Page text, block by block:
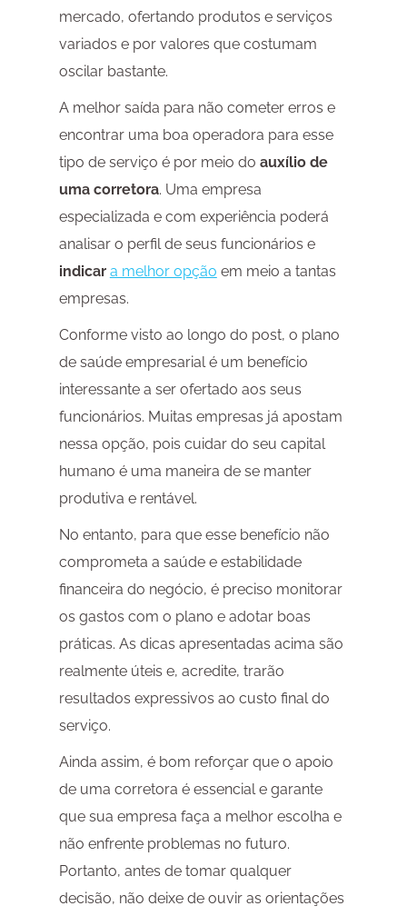
mercado, ofertando produtos e serviços
variados e por valores que costumam
oscilar bastante.
A melhor saída para não cometer erros e
encontrar uma boa operadora para esse
tipo de serviço é por meio do auxílio de
uma corretora. Uma empresa
especializada e com experiência poderá
analisar o perfil de seus funcionários e
indicar a melhor opção em meio a tantas
empresas.
Conforme visto ao longo do post, o plano
de saúde empresarial é um benefício
interessante a ser ofertado aos seus
funcionários. Muitas empresas já apostam
nessa opção, pois cuidar do seu capital
humano é uma maneira de se manter
produtiva e rentável.
No entanto, para que esse benefício não
comprometa a saúde e estabilidade
financeira do negócio, é preciso monitorar
os gastos com o plano e adotar boas
práticas. As dicas apresentadas acima são
realmente úteis e, acredite, trarão
resultados expressivos ao custo final do
serviço.
Ainda assim, é bom reforçar que o apoio
de uma corretora é essencial e garante
que sua empresa faça a melhor escolha e
não enfrente problemas no futuro.
Portanto, antes de tomar qualquer
decisão, não deixe de ouvir as orientações